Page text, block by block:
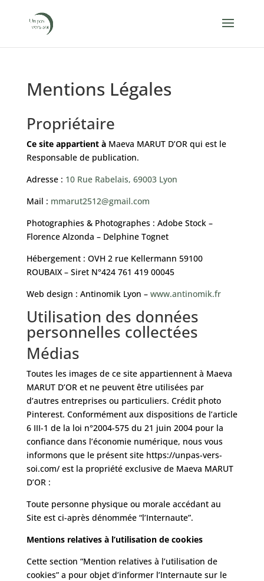
Mentions Légales
Propriétaire
Ce site appartient à Maeva MARUT D’OR qui est le
Responsable de publication.
Adresse : 10 Rue Rabelais, 69003 Lyon
Mail : mmarut2512@gmail.com
Photographies & Photographes : Adobe Stock –
Florence Alzonda – Delphine Tognet
Hébergement : OVH 2 rue Kellermann 59100
ROUBAIX – Siret N°424 761 419 00045
Web design : Antinomik Lyon – www.antinomik.fr
Utilisation des données
personnelles collectées
Médias
Toutes les images de ce site appartiennent à Maeva
MARUT D’OR et ne peuvent être utilisées par
d’autres entreprises ou particuliers. Crédit photo
Pinterest. Conformément aux dispositions de l’article
6 III-1 de la loi n°2004-575 du 21 juin 2004 pour la
confiance dans l’économie numérique, nous vous
informons que le présent site https://unpas-vers-
soi.com/ est la propriété exclusive de Maeva MARUT
D’OR :
Toute personne physique ou morale accédant au
Site est ci-après dénommée “l’Internaute”.
Mentions relatives à l’utilisation de cookies
Cette section “Mention relatives à l’utilisation de
cookies” a pour objet d’informer l’Internaute sur le